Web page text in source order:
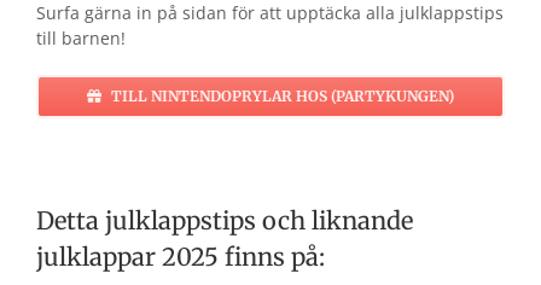
Surfa gärna in på sidan för att upptäcka alla julklappstips
till barnen!
TILL NINTENDOPRYLAR HOS (PARTYKUNGEN)
Detta julklappstips och liknande
julklappar 2025 finns på: